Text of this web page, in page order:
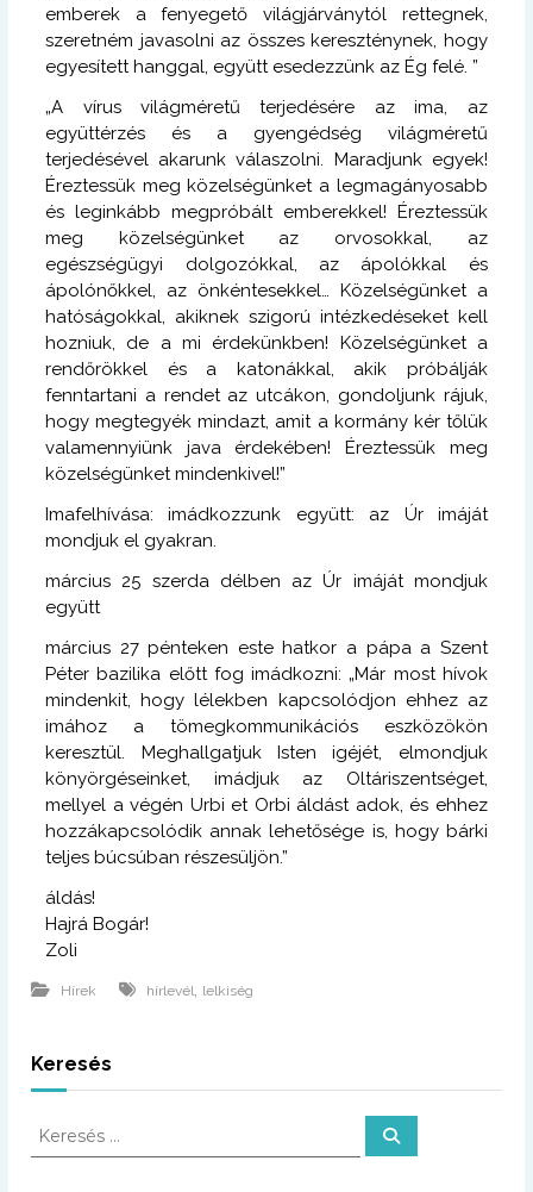
emberek a fenyegető világjárványtól rettegnek,
szeretném javasolni az összes kereszténynek, hogy
egyesített hanggal, együtt esedezzünk az Ég felé. ”
„A vírus világméretű terjedésére az ima, az
együttérzés és a gyengédség világméretű
terjedésével akarunk válaszolni. Maradjunk egyek!
Éreztessük meg közelségünket a legmagányosabb
és leginkább megpróbált emberekkel! Éreztessük
meg közelségünket az orvosokkal, az
egészségügyi dolgozókkal, az ápolókkal és
ápolónőkkel, az önkéntesekkel… Közelségünket a
hatóságokkal, akiknek szigorú intézkedéseket kell
hozniuk, de a mi érdekünkben! Közelségünket a
rendőrökkel és a katonákkal, akik próbálják
fenntartani a rendet az utcákon, gondoljunk rájuk,
hogy megtegyék mindazt, amit a kormány kér tőlük
valamennyiünk java érdekében! Éreztessük meg
közelségünket mindenkivel!”
Imafelhívása: imádkozzunk együtt: az Úr imáját
mondjuk el gyakran.
március 25 szerda délben az Úr imáját mondjuk
együtt
március 27 pénteken este hatkor a pápa a Szent
Péter bazilika előtt fog imádkozni: „Már most hívok
mindenkit, hogy lélekben kapcsolódjon ehhez az
imához a tömegkommunikációs eszközökön
keresztül. Meghallgatjuk Isten igéjét, elmondjuk
könyörgéseinket, imádjuk az Oltáriszentséget,
mellyel a végén Urbi et Orbi áldást adok, és ehhez
hozzákapcsolódik annak lehetősége is, hogy bárki
teljes búcsúban részesüljön.”
áldás!
Hajrá Bogár!
Zoli
Hírek hírlevél lelkiség
Keresés
K
K